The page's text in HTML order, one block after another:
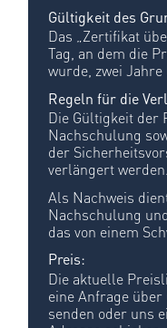
Gültigkeit des
Das „Zertifikat
Tag, an dem die
wurde, zwei
Regeln für die
Die Gültigkeit der
Nachschulung
der
verlängert werden.
Als Nachweis
Nachschulung
das von einem
Preis:
Die aktuelle
eine Anfrage
senden oder uns